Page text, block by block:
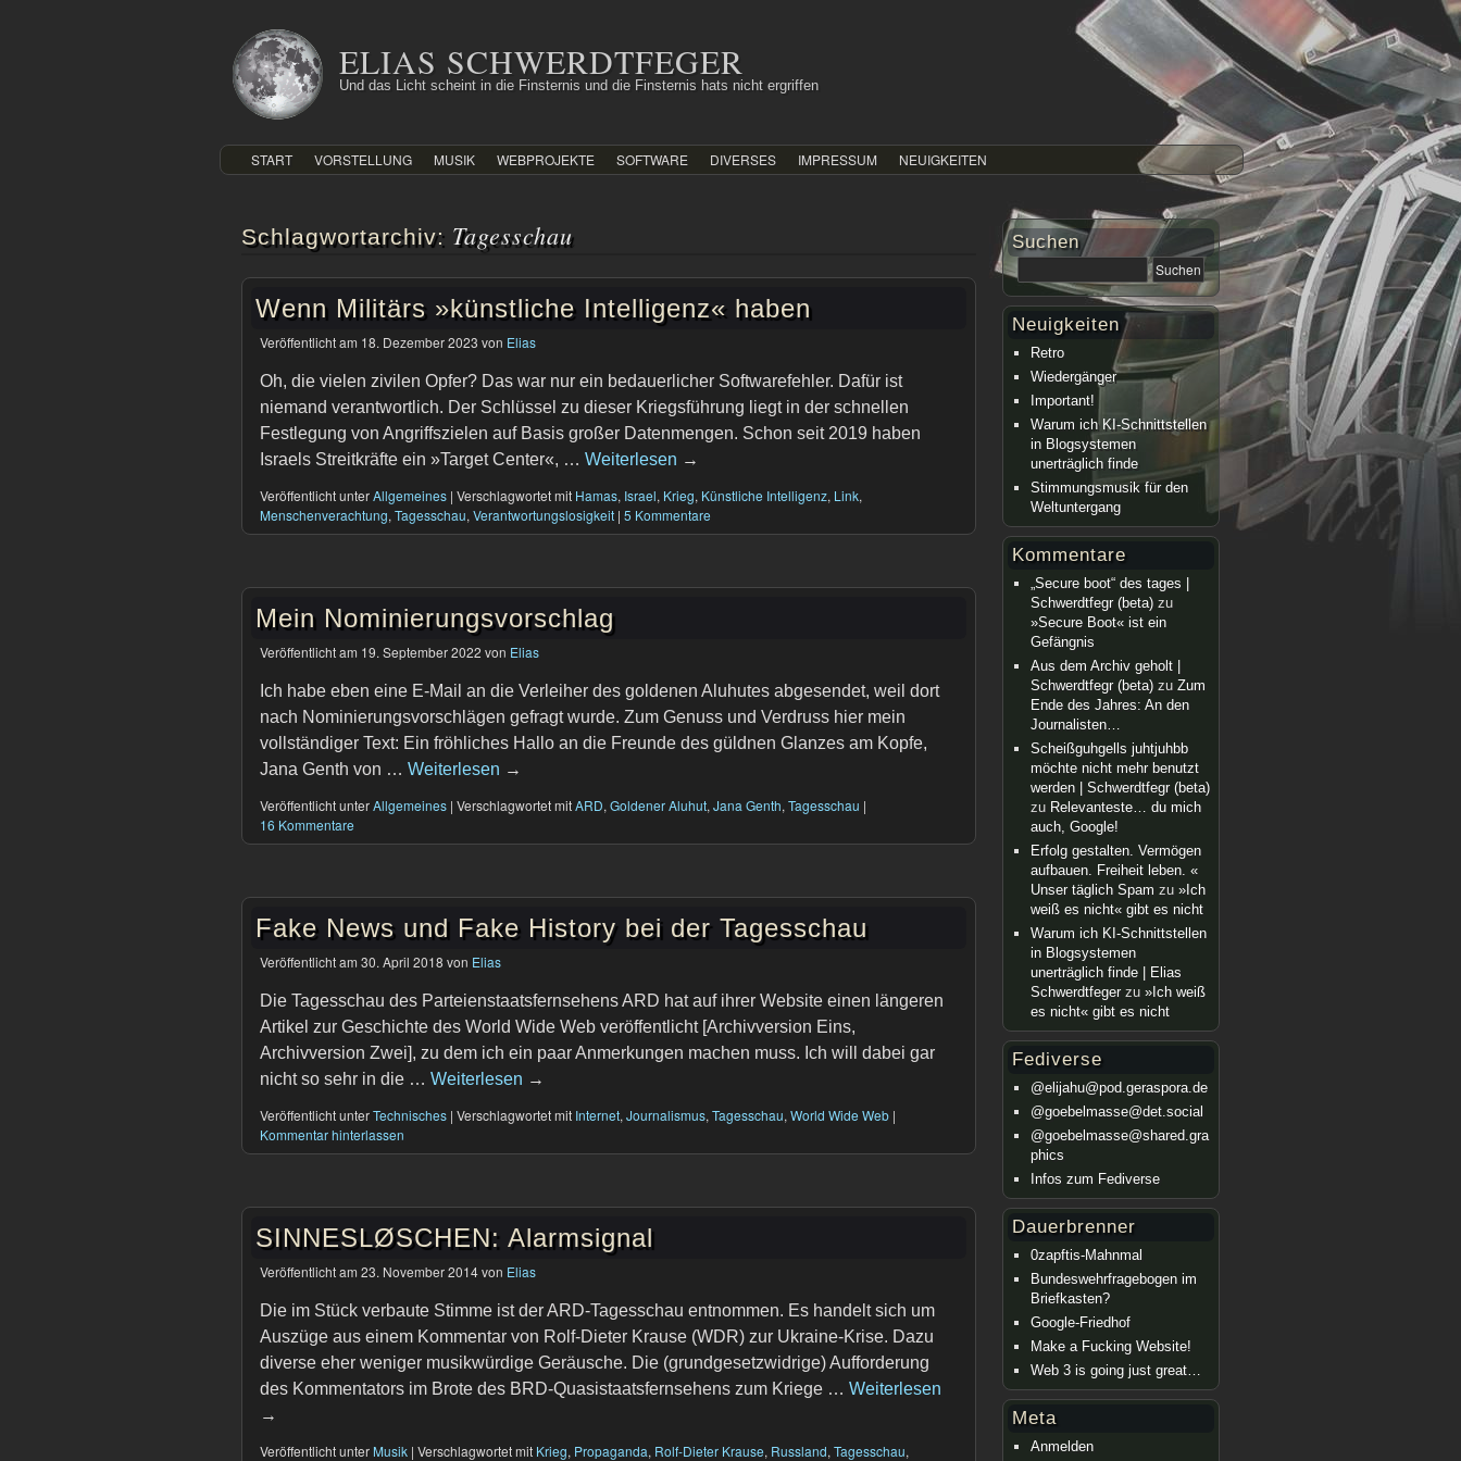
Inhalt
springen
ELIAS SCHWERDTFEGER
Und das Licht scheint in die Finsternis und die Finsternis hats nicht ergriffen
START VORSTELLUNG MUSIK WEBPROJEKTE SOFTWARE DIVERSES IMPRESSUM NEUIGKEITEN
Schlagwortarchiv: Tagesschau
Wenn Militärs »künstliche Intelligenz« haben
Veröffentlicht am 18. Dezember 2023 von Elias
Oh, die vielen zivilen Opfer? Das war nur ein bedauerlicher Softwarefehler. Dafür ist
niemand verantwortlich. Der Schlüssel zu dieser Kriegsführung liegt in der schnellen
Festlegung von Angriffszielen auf Basis großer Datenmengen. Schon seit 2019 haben
Israels Streitkräfte ein »Target Center«, … Weiterlesen →
Veröffentlicht unterAllgemeines | Verschlagwortet mit Hamas, Israel, Krieg, Künstliche Intelligenz, Link,
Menschenverachtung, Tagesschau, Verantwortungslosigkeit | 5 Kommentare
Mein Nominierungsvorschlag
Veröffentlicht am 19. September 2022 von Elias
Ich habe eben eine E-Mail an die Verleiher des goldenen Aluhutes abgesendet, weil dort
nach Nominierungsvorschlägen gefragt wurde. Zum Genuss und Verdruss hier mein
vollständiger Text: Ein fröhliches Hallo an die Freunde des güldnen Glanzes am Kopfe,
Jana Genth von … Weiterlesen →
Veröffentlicht unterAllgemeines | Verschlagwortet mitARD, Goldener Aluhut, Jana Genth, Tagesschau |
16 Kommentare
Fake News und Fake History bei der Tagesschau
Veröffentlicht am 30. April 2018 von Elias
Die Tagesschau des Parteienstaatsfernsehens ARD hat auf ihrer Website einen längeren
Artikel zur Geschichte des World Wide Web veröffentlicht [Archivversion Eins,
Archivversion Zwei], zu dem ich ein paar Anmerkungen machen muss. Ich will dabei gar
nicht so sehr in die … Weiterlesen →
Veröffentlicht unterTechnisches | Verschlagwortet mit Internet, Journalismus, Tagesschau, World Wide Web |
Kommentar hinterlassen
SINNESLØSCHEN: Alarmsignal
Veröffentlicht am 23. November 2014von Elias
Die im Stück verbaute Stimme ist der ARD-Tagesschau entnommen. Es handelt sich um
Auszüge aus einem Kommentar von Rolf-Dieter Krause (WDR) zur Ukraine-Krise. Dazu
diverse eher weniger musikwürdige Geräusche. Die (grundgesetzwidrige) Aufforderung
des Kommentators im Brote des BRD-Quasistaatsfernsehens zum Kriege … Weiterlesen
→
Veröffentlicht unter Musik | Verschlagwortet mit Krieg, Propaganda, Rolf-Dieter Krause, Russland, Tagesschau,
Suchen
Neuigkeiten
Retro
Wiedergänger
Important!
Warum ich KI-Schnittstellen
in Blogsystemen
unerträglich finde
Stimmungsmusik für den
Weltuntergang
Kommentare
„Secure boot“ des tages |
Schwerdtfegr (beta)zu
»Secure Boot« ist ein
Gefängnis
Aus dem Archiv geholt |
Schwerdtfegr (beta)zu Zum
Ende des Jahres: An den
Journalisten…
Scheißguhgells juhtjuhbb
möchte nicht mehr benutzt
werden | Schwerdtfegr (beta)
zu Relevanteste… du mich
auch, Google!
Erfolg gestalten. Vermögen
aufbauen. Freiheit leben. «
Unser täglich Spam zu »Ich
weiß es nicht« gibt es nicht
Warum ich KI-Schnittstellen
in Blogsystemen
unerträglich finde | Elias
Schwerdtfegerzu »Ich weiß
es nicht« gibt es nicht
Fediverse
@elijahu@pod.geraspora.de
@goebelmasse@det.social
@goebelmasse@shared.gra
phics
Infos zum Fediverse
Dauerbrenner
0zapftis-Mahnmal
Bundeswehrfragebogen im
Briefkasten?
Google-Friedhof
Make a Fucking Website!
Web 3 is going just great…
Meta
Anmelden